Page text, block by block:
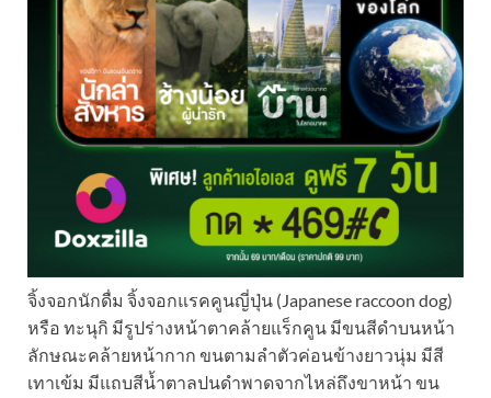
จิ้งจอกนักดื่ม จิ้งจอกแรคคูนญี่ปุ่น (Japanese raccoon dog)
หรือ ทะนุกิ มีรูปร่างหน้าตาคล้ายแร็กคูน มีขนสีดำบนหน้า
ลักษณะคล้ายหน้ากาก ขนตามลำตัวค่อนข้างยาวนุ่ม มีสี
เทาเข้ม มีแถบสีน้ำตาลปนดำพาดจากไหล่ถึงขาหน้า ขน